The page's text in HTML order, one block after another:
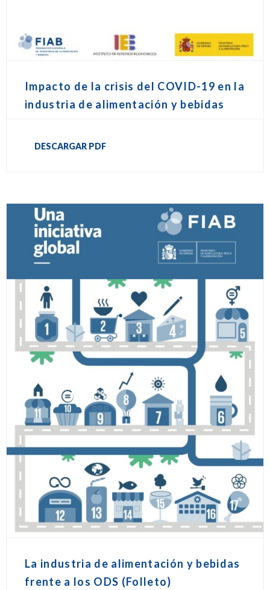
Impacto de la crisis del COVID-19 en la
industria de alimentación y bebidas
DESCARGAR PDF
La industria de alimentación y bebidas
frente a los ODS (Folleto)